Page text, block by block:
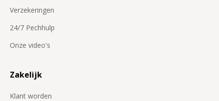
Verzekeringen
24/7 Pechhulp
Onze video's
Zakelijk
Klant worden